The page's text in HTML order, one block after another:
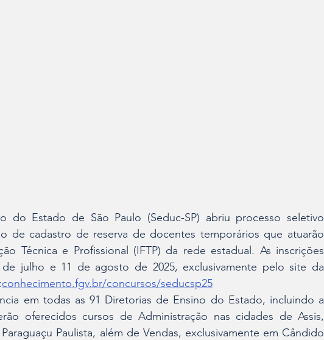
do Estado de São Paulo (Seduc-SP) abriu processo seletivo
de cadastro de reserva de docentes temporários que atuarão
Técnica e Profissional (IFTP) da rede estadual. As inscrições
julho e 11 de agosto de 2025, exclusivamente pelo site da
conhecimento.fgv.br/concursos/seducsp25
em todas as 91 Diretorias de Ensino do Estado, incluindo a
oferecidos cursos de Administração nas cidades de Assis,
Paulista, além de Vendas, exclusivamente em Cândido